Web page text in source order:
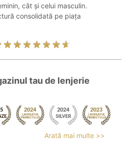
cât și celui masculin.
consolidată pe piața
tau de lenjerie
Arată mai multe >>